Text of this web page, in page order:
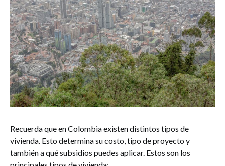
Recuerda que en Colombia existen distintos tipos de
vivienda. Esto determina su costo, tipo de proyecto y
también a qué subsidios puedes aplicar. Estos son los